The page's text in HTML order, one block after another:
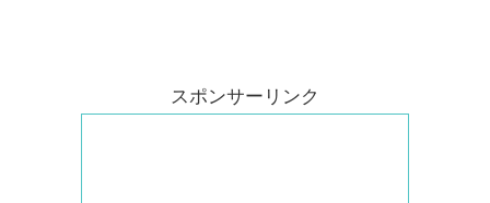
スポンサーリンク